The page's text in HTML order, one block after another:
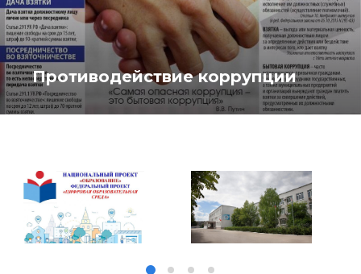
Противодействие коррупции